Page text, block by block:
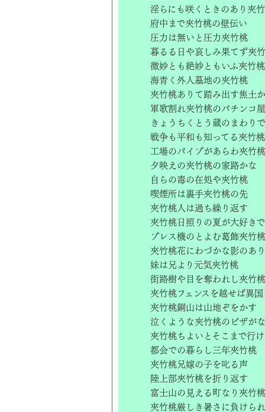
淫らにも咲くときのあり夾
府中まで夾竹桃の壁伝い
圧力は無いと圧力夾竹桃
暮るる日や哀しみ果てず夾
微妙とも絶妙ともいふ夾竹桃
海青く外人墓地の夾竹桃
夾竹桃ありて踏み出す焦土
軍歌割れ夾竹桃のパチンコ屋
きょうちくとう蔵のまわり
戦争も平和も知ってる夾竹桃
工場のパイプがあらわ夾竹桃
夕映えの夾竹桃の家路かな
自らの毒の在処や夾竹桃
喫煙所は裏手夾竹桃の先
夾竹桃人は過ち繰り返す
夾竹桃日照りの夏が大好き
プレス機のとよむ葛飾夾竹桃
夾竹桃花にわづかな影のあり
妹は兄より元気夾竹桃
街路樹や目を奪われし夾竹桃
夾竹桃フェンスを越せば異
夾竹桃銅山は山地ぞをかす
泣くような夾竹桃のピザが
夾竹桃ちよいとそこまで行
都会での暮らし三年夾竹桃
夾竹桃兄嫁の子を叱る声
陸上部夾竹桃を折り返す
富士山の見える町なり夾竹桃
夾竹桃厳しき暑さに負けら